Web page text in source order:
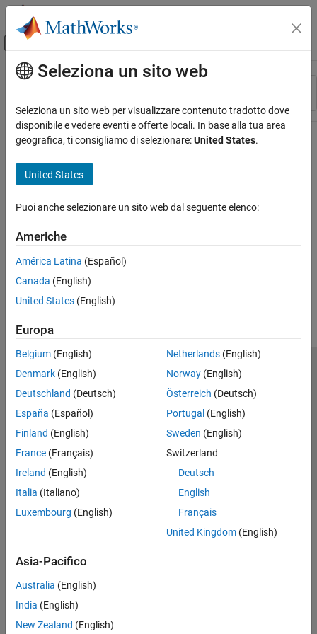
Vai al contenuto
Attiva/disattiva menu di navigazione
Risorsa
Stato
Contenuto principale
Seleziona un sito web
Seleziona un sito web per visualizzare contenuto tradotto dove
disponibile e vedere eventi e offerte locali. In base alla tua area
geografica, ti consigliamo di selezionare:United States.
United States
Puoi anche selezionare un sito web dal seguente elenco:
Americhe
América Latina (Español)
Canada (English)
United States (English)
Europa
Belgium (English)
Denmark (English)
Deutschland (Deutsch)
España (Español)
Finland (English)
France (Français)
Ireland (English)
Italia (Italiano)
Luxembourg (English)
Netherlands(English)
Norway(English)
Österreich (Deutsch)
Portugal (English)
Sweden (English)
Switzerland
Deutsch
English
Français
United Kingdom(English)
Asia-Pacifico
Australia (English)
India (English)
New Zealand (English)
Centro di fiducia
Informativa sulla privacy
Antipirateria
Stato dell'applicazione
Contatti
© 1994-2026 The MathWorks, Inc.